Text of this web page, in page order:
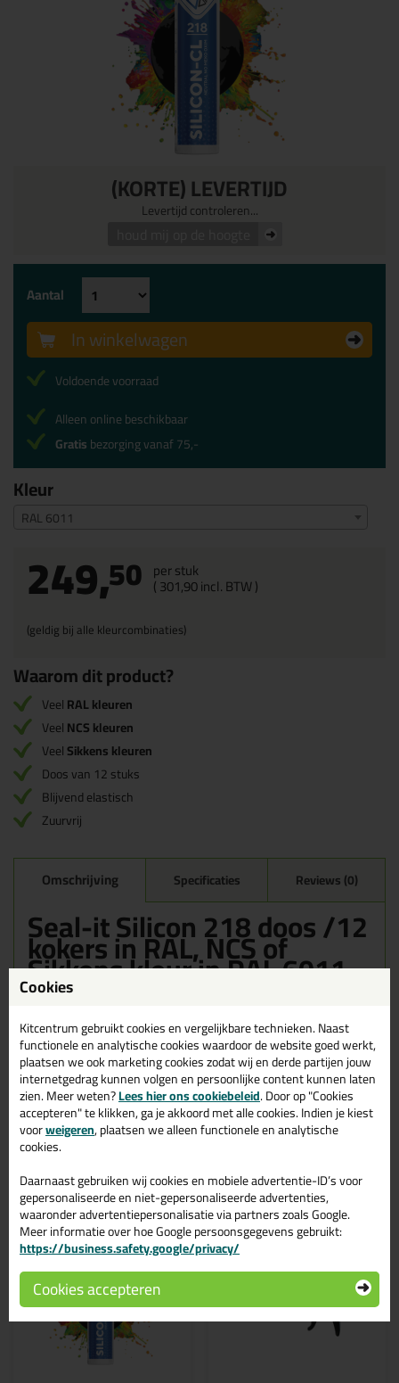
(KORTE) LEVERTIJD
Levertijd controleren...
Kleur
RAL 6011
249,50 per stuk
(301,90incl. BTW )
(geldig bij alle kleurcombinaties)
Aantal
In winkelwagen
Voldoende voorraad
Alleen online beschikbaar
Gratisbezorging vanaf 75,-
Waarom dit product?
VeelRAL kleuren
VeelNCS kleuren
VeelSikkens kleuren
Doos van 12 stuks
Blijvend elastisch
Zuurvrij
Omschrijving Specificaties Reviews (0)
Seal-it Silicon 218 doos /12
kokers in RAL, NCS of
Sikkens kleur in RAL 6011
Bestel de Seal-it Silicon 218 doos /12 kokers in RAL, NCS of
morgen in huis.
Wil je meer weten over de toepassing en kenmerken van dit
product?Lees alles over dit product >
Gerelateerde producten
Cookies
Kitcentrum gebruikt cookies en vergelijkbare technieken. Naast
functionele en analytische cookies waardoor de website goed werkt,
plaatsen we ook marketing cookies zodat wij en derde partijen jouw
internetgedrag kunnen volgen en persoonlijke content kunnen laten
zien. Meer weten?Lees hier ons cookiebeleid. Door op "Cookies
accepteren" te klikken, ga je akkoord met alle cookies. Indien je kiest
voorweigeren, plaatsen we alleen functionele en analytische
cookies.
Daarnaast gebruiken wij cookies en mobiele advertentie-ID’s voor
gepersonaliseerde en niet-gepersonaliseerde advertenties,
waaronder advertentiepersonalisatie via partners zoals Google.
Meer informatie over hoe Google persoonsgegevens gebruikt:
https://business.safety.google/privacy/
Cookies accepteren